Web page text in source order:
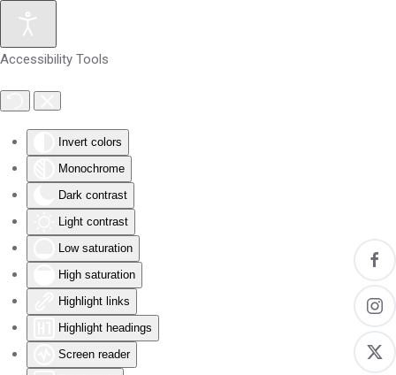
Accessibility Tools
Invert colors
Monochrome
Dark contrast
Light contrast
Low saturation
High saturation
Highlight links
Highlight headings
Screen reader
Skip to main content